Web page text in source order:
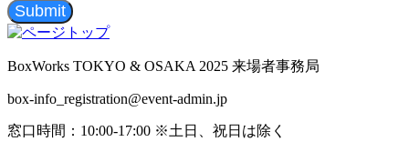
Submit
BoxWorks TOKYO & OSAKA 2025 来場者事務局
box-info_registration@event-admin.jp
窓口時間：10:00-17:00 ※土日、祝日は除く